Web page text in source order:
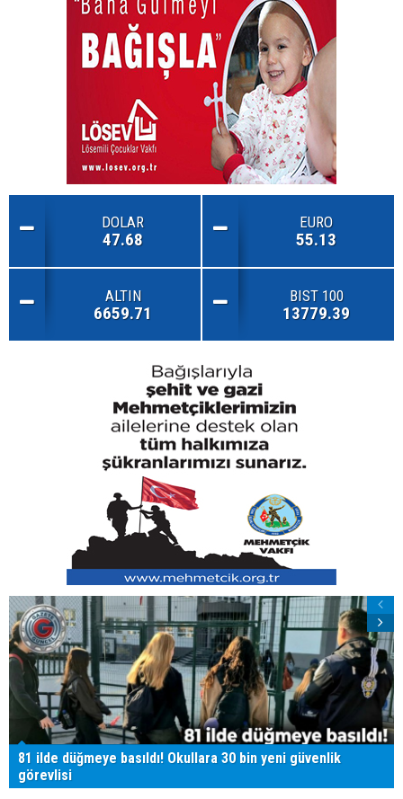
DOLAR
47.68
EURO
55.13
ALTIN
6659.71
BIST 100
13779.39
81 ilde düğmeye basıldı! Okullara 30 bin yeni güvenlik
görevlisi